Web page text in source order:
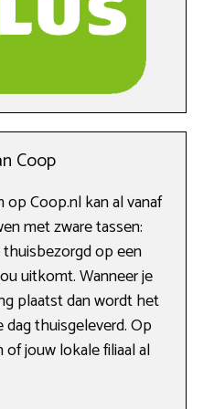
Coop
Coop.nl kan al vanaf
met zware tassen:
op een
uitkomt. Wanneer je
plaatst dan wordt het
thuisgeleverd. Op
jouw lokale filiaal al